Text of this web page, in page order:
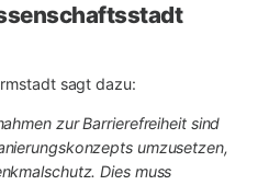
sagt dazu:
zur Barrierefreiheit sind
umzusetzen,
Dies muss